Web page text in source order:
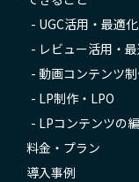
- UGC活用・最適化
- レビュー活用・
- 動画コンテンツ
- LP制作・LPO
- LPコンテンツの
料金・プラン
導入事例